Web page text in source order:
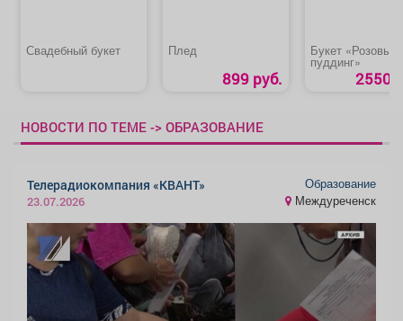
Свадебный букет Плед
899 руб.
Букет «Розовый
пуддинг»
2550
НОВОСТИ ПО ТЕМЕ -> ОБРАЗОВАНИЕ
Телерадиокомпания «КВАНТ»
23.07.2026
Образование
Междуреченск